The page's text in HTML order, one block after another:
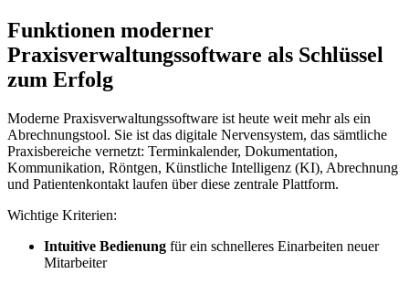
Funktionen moderner
Praxisverwaltungssoftware als Schlüssel
zum Erfolg
Moderne Praxisverwaltungssoftware ist heute weit mehr als ein
Abrechnungstool. Sie ist das digitale Nervensystem, das sämtliche
Praxisbereiche vernetzt: Terminkalender, Dokumentation,
Kommunikation, Röntgen, Künstliche Intelligenz (KI), Abrechnung
und Patientenkontakt laufen über diese zentrale Plattform.
Wichtige Kriterien:
Intuitive Bedienung für ein schnelleres Einarbeiten neuer
Mitarbeiter